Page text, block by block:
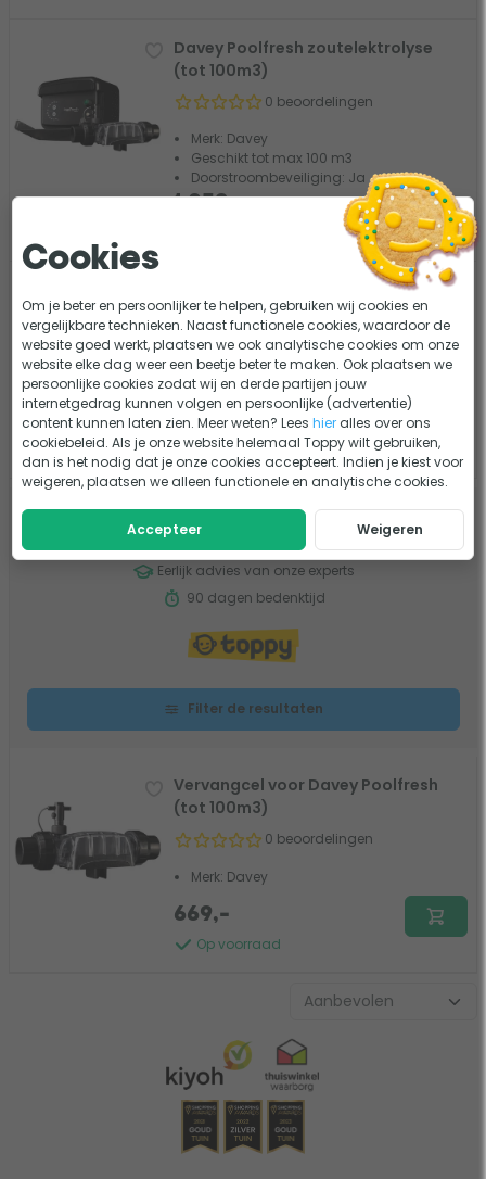
Davey Poolfresh zoutelektrolyse
(tot 100m3)
0 beoordelingen
Merk: Davey
Geschikt tot max 100 m3
Doorstroombeveiliging: Ja
1.059,-
Vervangcel voor Davey Poolfresh
(tot 40m3)
0 beoordelingen
Merk: Davey
Op voorraad
599,-
besteld, morgen in huis
Gratis verzending vanaf €75
Eerlijk advies van onze experts
90 dagen bedenktijd
Filter de resultaten
Vervangcel voor Davey Poolfresh
(tot 100m3)
0 beoordelingen
Merk: Davey
Op voorraad
669,-
Cookies
Om je beter en persoonlijker te helpen, gebruiken wij cookies en
vergelijkbare technieken. Naast functionele cookies, waardoor de
website goed werkt, plaatsen we ook analytische cookies om onze
website elke dag weer een beetje beter te maken. Ook plaatsen we
persoonlijke cookies zodat wij en derde partijen jouw
internetgedrag kunnen volgen en persoonlijke (advertentie)
content kunnen laten zien. Meer weten? Leeshier alles over ons
cookiebeleid. Als je onze website helemaal Toppy wilt gebruiken,
dan is het nodig dat je onze cookies accepteert. Indien je kiest voor
weigeren, plaatsen we alleen functionele en analytische cookies.
Accepteer Weigeren